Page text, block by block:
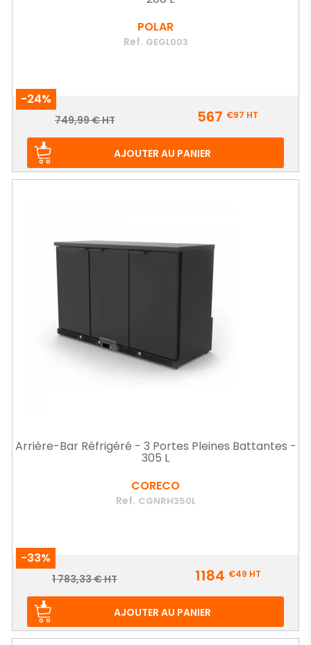
POLAR
Ref. GEGL003
-24%
Prix
Prix
749,99 € HT 567 €97 HT
AJOUTER AU PANIER
Arrière-Bar Réfrigéré - 3 Portes Pleines Battantes -
305 L
CORECO
Ref. CGNRH350L
-33%
Prix
Prix
1 783,33 € HT 1184 €49 HT
AJOUTER AU PANIER